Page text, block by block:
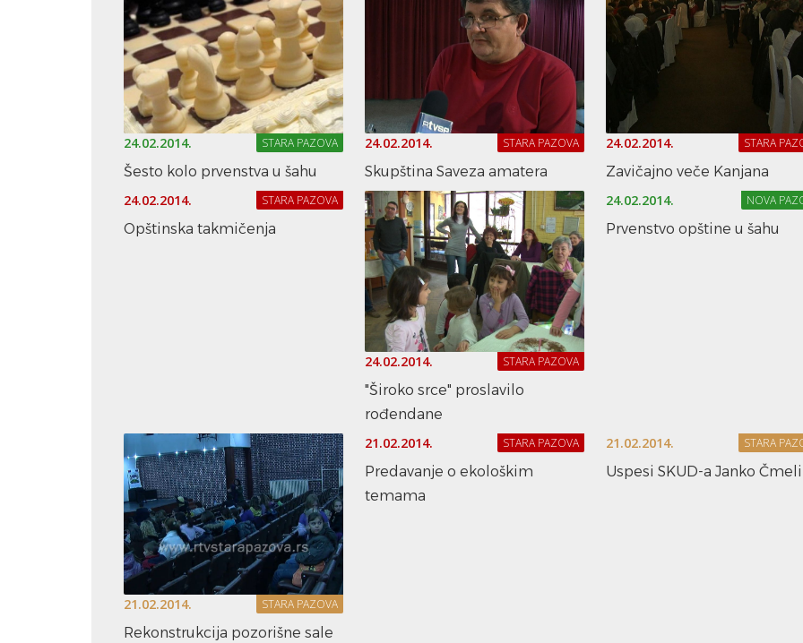
24.02.2014. STARA PAZOVA
Šesto kolo prvenstva u šahu
24.02.2014. STARA PAZOVA
Skupština Saveza amatera
24.02.2014. STARA
Zavičajno veče Kanjana
24.02.2014.
STARA PAZOVA
Opštinska takmičenja
24.02.2014. STARA PAZOVA
"Široko srce" proslavilo
rođendane
24.02.2014. NOVA
Prvenstvo opštine u šahu
21.02.2014. STARA PAZOVA
Rekonstrukcija pozorišne sale
21.02.2014. STARA PAZOVA
Predavanje o ekološkim
temama
21.02.2014. STARA
Uspesi SKUD-a Janko